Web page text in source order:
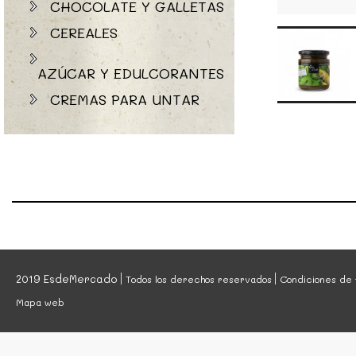
CHOCOLATE Y GALLETAS
CEREALES
AZÚCAR Y EDULCORANTES
CREMAS PARA UNTAR
2019 EsdeMercado Todos los derechos reservados
Condiciones
Mapa web